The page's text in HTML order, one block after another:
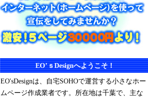
EO’ｓDesignへようこそ！
EO'sDesignは、自宅SOHOで運営する小さなホー
ムページ作成業者です。所在地は千葉で、主な